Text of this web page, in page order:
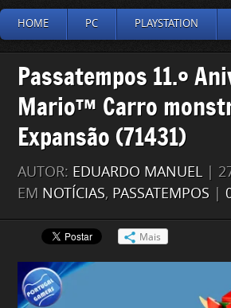
HOME PC PLAYSTATION
Passatempos 11.º
Mario™ Carro
Expansão (71431)
AUTOR: EDUARDO MANUEL |
EM NOTÍCIAS, PASSATEMPOS
Mais